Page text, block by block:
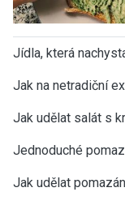
Jídla, která
Jak na netradiční
Jak udělat salát s
Jednoduché
Jak udělat